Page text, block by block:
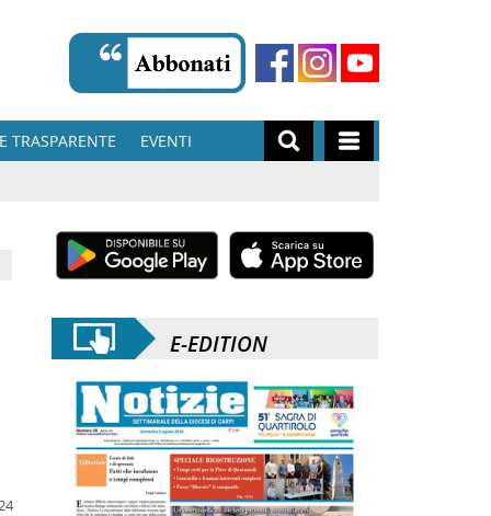
TRASPARENTE
EVENTI
E-EDITION